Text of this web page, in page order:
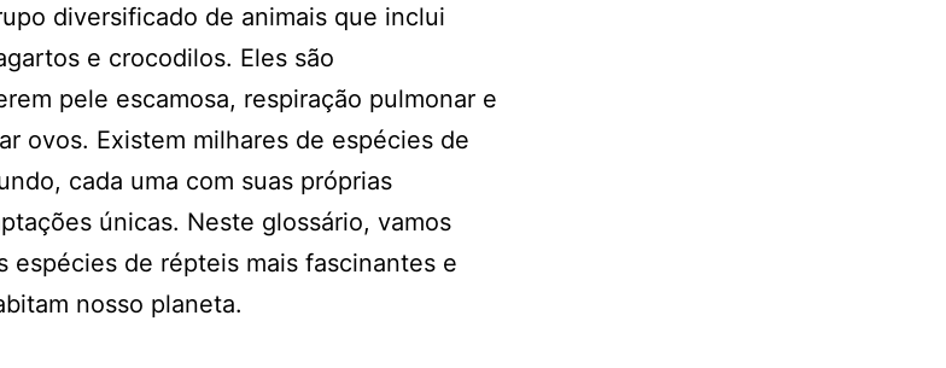
diversificado de animais que inclui
e crocodilos. Eles são
pele escamosa, respiração pulmonar e
ovos. Existem milhares de espécies de
cada uma com suas próprias
únicas. Neste glossário, vamos
espécies de répteis mais fascinantes e
nosso planeta.